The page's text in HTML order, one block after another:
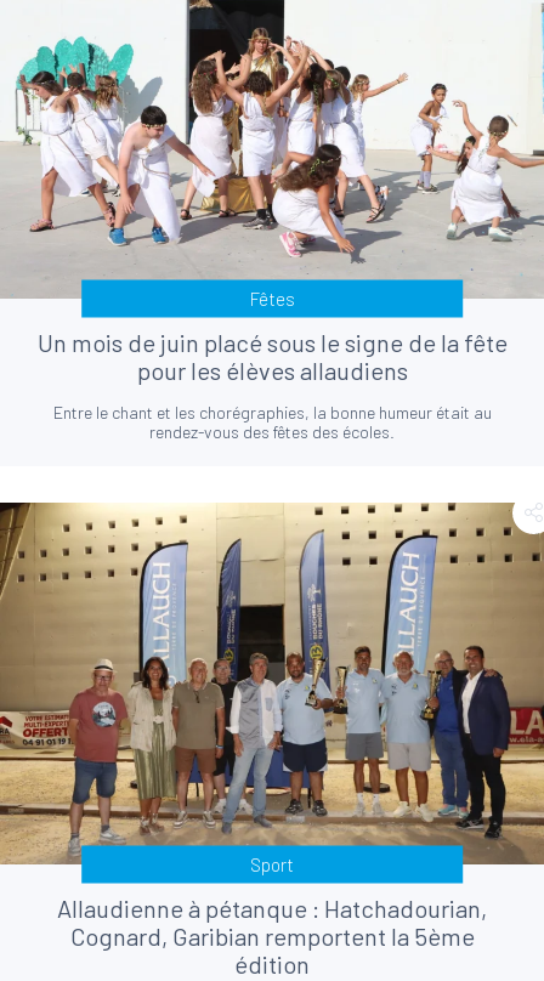
Fêtes
Un mois de juin placé sous le signe de la fête
pour les élèves allaudiens
Entre le chant et les chorégraphies, la bonne humeur était au
rendez-vous des fêtes des écoles.
Sport
Allaudienne à pétanque : Hatchadourian,
Cognard, Garibian remportent la 5ème
édition